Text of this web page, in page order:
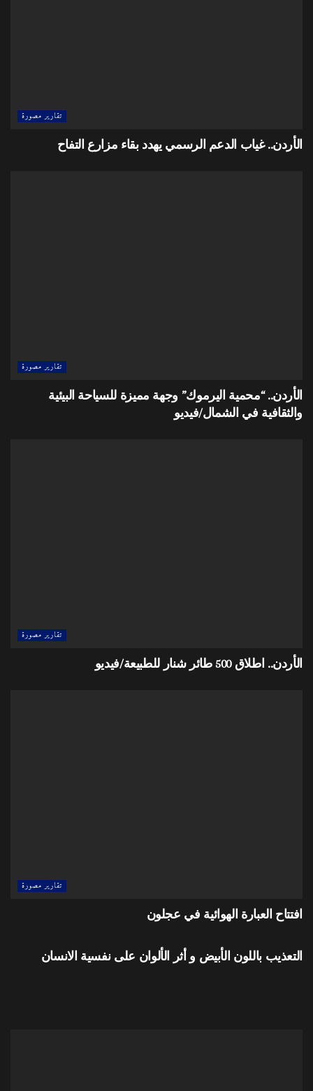
تقارير مصورة
الأردن.. غياب الدعم الرسمي يهدد بقاء مزارع التفاح
تقارير مصورة
الأردن.. “محمية اليرموك” وجهة مميزة للسياحة البيئية
والثقافية في الشمال/فيديو
تقارير مصورة
الأردن.. اطلاق 500 طائر شنار للطبيعة/فيديو
تقارير مصورة
افتتاح العبارة الهوائية في عجلون
التعذيب باللون الأبيض و أثر الألوان على نفسية الانسان